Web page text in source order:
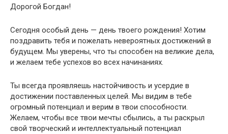
Дорогой Богдан!
Сегодня особый день — день твоего рождения! Хотим
поздравить тебя и пожелать невероятных достижений в
будущем. Мы уверены, что ты способен на великие дела,
и желаем тебе успехов во всех начинаниях.
Ты всегда проявляешь настойчивость и усердие в
достижении поставленных целей. Мы видим в тебе
огромный потенциал и верим в твои способности.
Желаем, чтобы все твои мечты сбылись, а ты раскрыл
свой творческий и интеллектуальный потенциал